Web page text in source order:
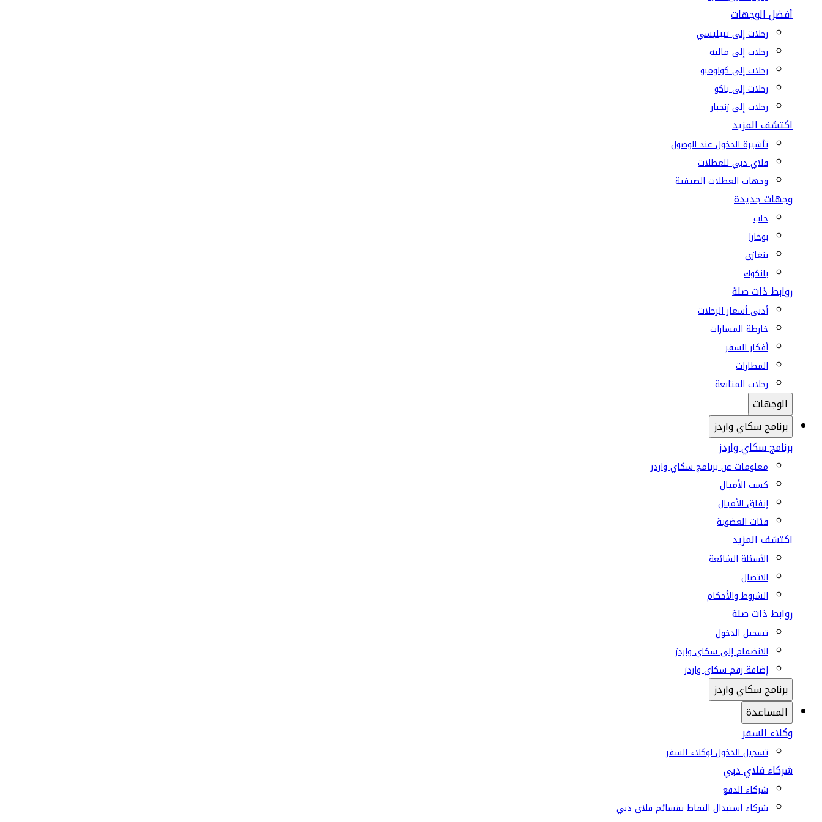
أفضل الوجهات
رحلات إلى تبيليسي
رحلات إلى ماليه
رحلات إلى كولومبو
رحلات إلى باكو
رحلات إلى زنجبار
اكتشف المزيد
تأشيرة الدخول عند الوصول
فلاي دبي للعطلات
وجهات العطلات الصيفية
وجهات جديدة
حلب
بوخارا
بنغازي
بانكوك
روابط ذات صلة
أدنى أسعار الرحلات
خارطة المسارات
أفكار السفر
المطارات
رحلات المتابعة
الوجهات
برنامج سكاي واردز
برنامج سكاي واردز
معلومات عن برنامج سكاي واردز
كسب الأميال
إنفاق الأميال
فئات العضوية
اكتشف المزيد
الأسئلة الشائعة
الاتصال
الشروط والأحكام
روابط ذات صلة
تسجيل الدخول
الانضمام إلى سكاي واردز
إضافة رقم سكاي واردز
برنامج سكاي واردز
المساعدة
وكلاء السفر
تسجيل الدخول لوكلاء السفر
شركاء فلاي دبي
شركاء الدفع
شركاء استبدال النقاط بقسائم فلاي دبي